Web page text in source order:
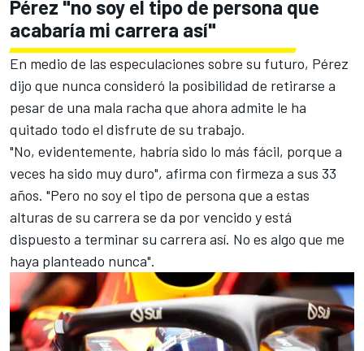
Pérez "no soy el tipo de persona que
acabaría mi carrera así"
En medio de las especulaciones sobre su futuro, Pérez
dijo que nunca consideró la posibilidad de retirarse a
pesar de una mala racha que ahora admite le ha
quitado todo el disfrute de su trabajo.
"No, evidentemente, habría sido lo más fácil, porque a
veces ha sido muy duro", afirma con firmeza a sus 33
años. "Pero no soy el tipo de persona que a estas
alturas de su carrera se da por vencido y está
dispuesto a terminar su carrera así. No es algo que me
haya planteado nunca".